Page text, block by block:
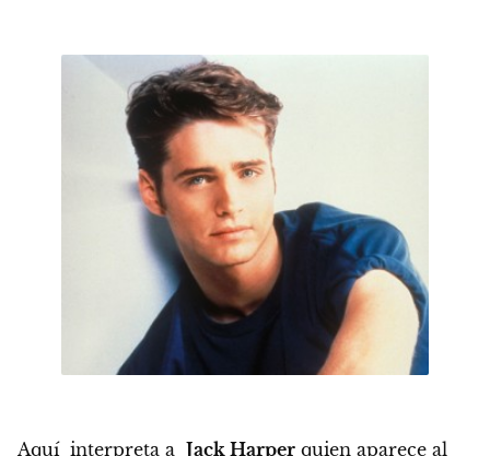
Aquí interpreta a Jack Harper quien aparece al